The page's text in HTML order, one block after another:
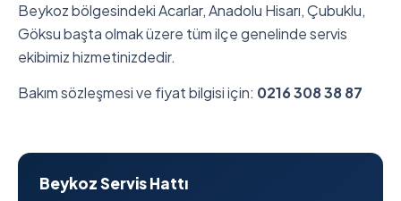
Beykoz bölgesindeki Acarlar, Anadolu Hisarı, Çubuklu,
Göksu başta olmak üzere tüm ilçe genelinde servis
ekibimiz hizmetinizdedir.
Bakım sözleşmesi ve fiyat bilgisi için: 0216 308 38 87
Beykoz Servis Hattı